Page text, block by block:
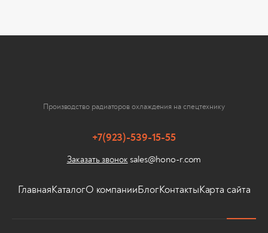
Производство радиаторов охлаждения на спецтехнику
ГлавнаяКаталогО компанииБлогКонтактыКарта сайта
+7(923)-539-15-55
Заказать звонок sales@hono-r.com